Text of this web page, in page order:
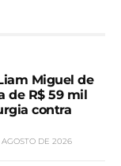
Miguel de
de R$ 59 mil
contra
DE 2026